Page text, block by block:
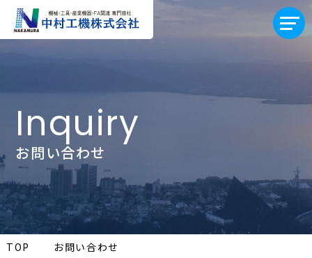
Inquiry
お問い合わせ
TOP お問い合わせ